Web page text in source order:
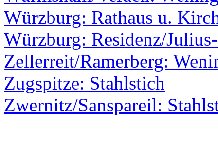
Würzburg: Rathaus u.
Würzburg: Residenz/
Zellerreit/Ramerberg:
Zugspitze: Stahlstich
Zwernitz/Sanspareil: